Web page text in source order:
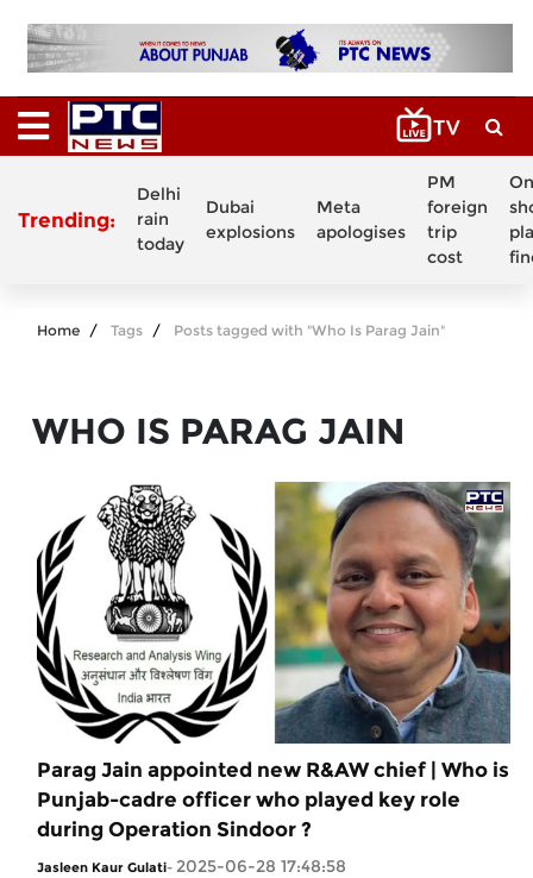
Trending:
Delhi
rain
today
Dubai
explosions
Meta
apologises
PM
foreign
trip
cost
Home Tags Posts tagged with "Who Is Parag Jain"
WHO IS PARAG JAIN
Parag Jain appointed new R&AW chief | Who is
Punjab-cadre officer who played key role
during Operation Sindoor ?
Jasleen Kaur Gulati- 2025-06-28 17:48:58